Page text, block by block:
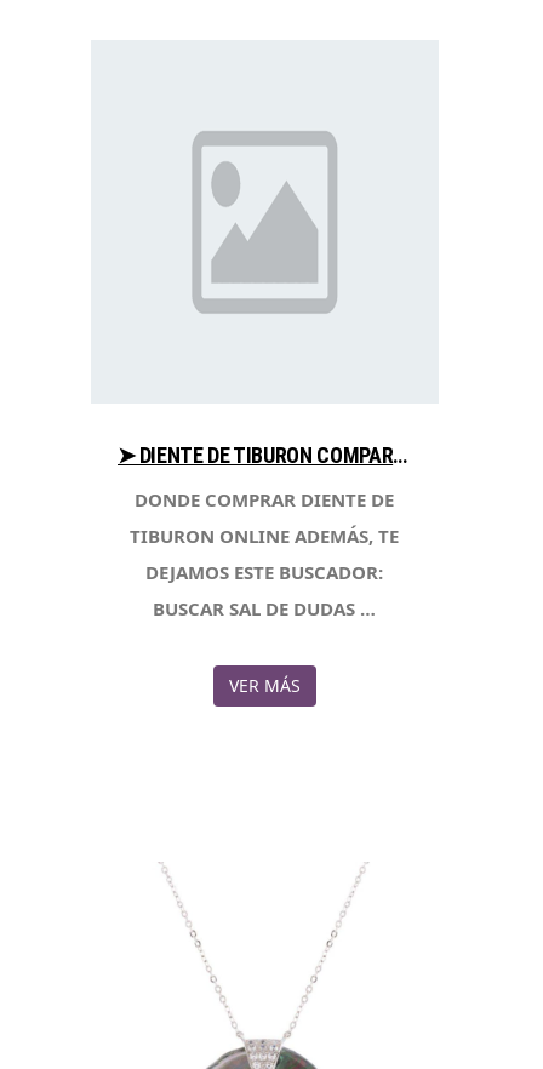
➤ DIENTE DE TIBURON COMPARA PRECIO PARA COMPRAR CON LIBRERIAESOTERICA.NET
DONDE COMPRAR DIENTE DE
TIBURON ONLINE ADEMÁS, TE
DEJAMOS ESTE BUSCADOR:
BUSCAR SAL DE DUDAS …
VER MÁS